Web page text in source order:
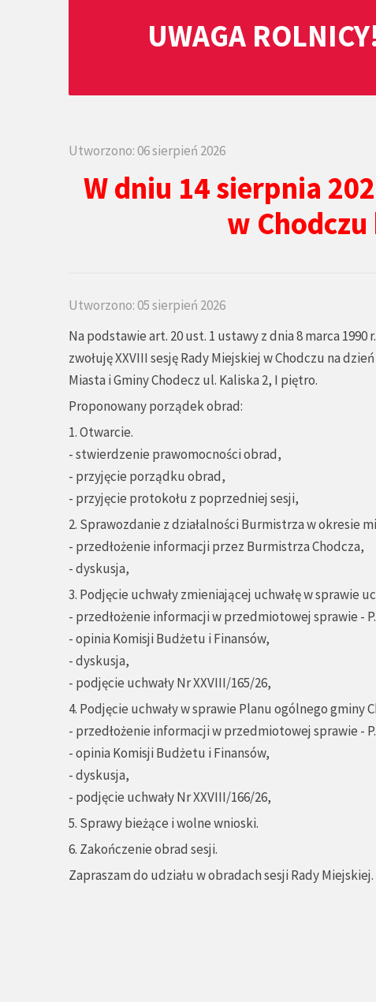
UWAGA
Utworzono: 06 sierpień 2026
W dniu 14 sierpnia
w
Utworzono: 05 sierpień 2026
Na podstawie art. 20 ust. 1 ustawy z dnia 8 marca 1990
zwołuję XXVIII sesję Rady Miejskiej w Chodczu na
Miasta i Gminy Chodecz ul. Kaliska 2, I piętro.
Proponowany porządek obrad:
1. Otwarcie.
- stwierdzenie prawomocności obrad,
- przyjęcie porządku obrad,
- przyjęcie protokołu z poprzedniej sesji,
2. Sprawozdanie z działalności Burmistrza w okresie
- przedłożenie informacji przez Burmistrza Chodcza,
- dyskusja,
3. Podjęcie uchwały zmieniającej uchwałę w sprawie
- przedłożenie informacji w przedmiotowej sprawie -
- opinia Komisji Budżetu i Finansów,
- dyskusja,
- podjęcie uchwały Nr XXVIII/165/26,
4. Podjęcie uchwały w sprawie Planu ogólnego gminy
- przedłożenie informacji w przedmiotowej sprawie -
- opinia Komisji Budżetu i Finansów,
- dyskusja,
- podjęcie uchwały Nr XXVIII/166/26,
5. Sprawy bieżące i wolne wnioski.
6. Zakończenie obrad sesji.
Zapraszam do udziału w obradach sesji Rady Miejskiej.